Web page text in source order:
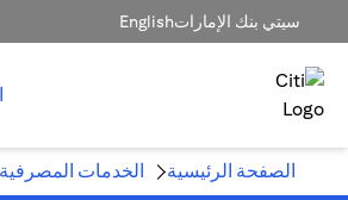
سيتي بنك الإماراتEnglish
الصفحة الرئيسية الخدمات المصرفية